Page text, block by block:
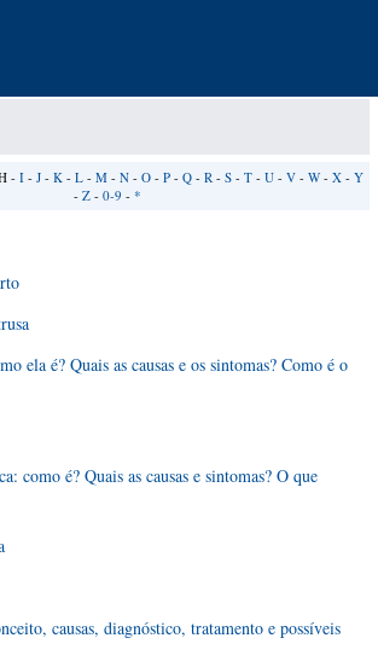
- I - J - K - L - M - N - O - P - Q - R - S - T - U - V - W - X - Y
- Z - 0-9 - *
ela é? Quais as causas e os sintomas? Como é o
como é? Quais as causas e sintomas? O que
causas, diagnóstico, tratamento e possíveis